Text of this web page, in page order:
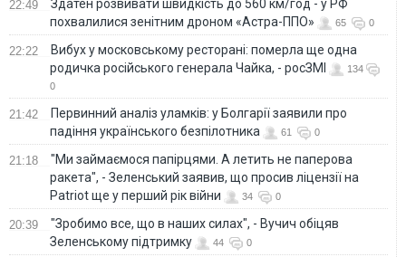
22:49
Здатен розвивати швидкість до 560 км/год - у РФ
похвалилися зенітним дроном «Астра-ППО»
65 0
22:22
Вибух у московському ресторані: померла ще одна
родичка російського генерала Чайка, - росЗМІ
134
0
21:42
Первинний аналіз уламків: у Болгарії заявили про
падіння українського безпілотника
61 0
21:18
"Ми займаємося папірцями. А летить не паперова
ракета", - Зеленський заявив, що просив ліцензії на
Patriot ще у перший рік війни
34 0
20:39
"Зробимо все, що в наших силах", - Вучич обіцяв
Зеленському підтримку
44 0